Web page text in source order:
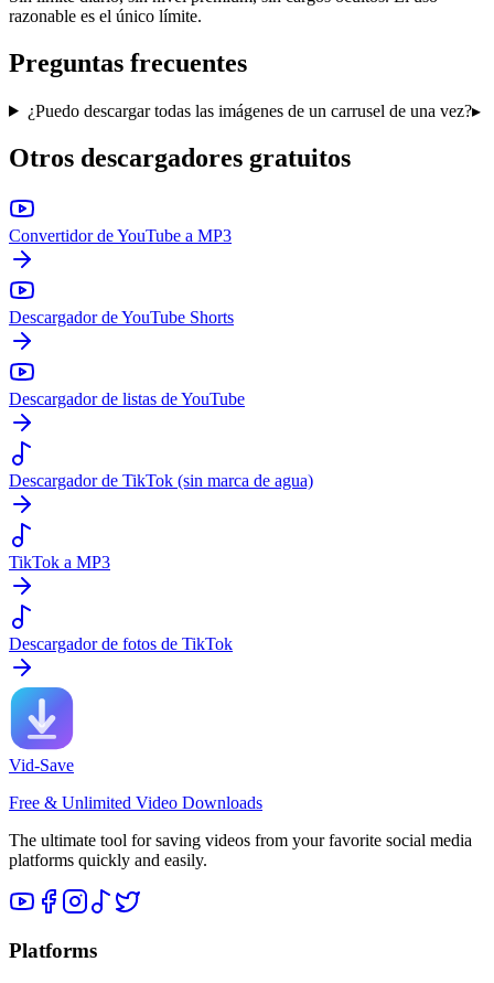
razonable es el único límite.
Preguntas frecuentes
¿Puedo descargar todas las imágenes de un carrusel de una vez?▸
Otros descargadores gratuitos
Convertidor de YouTube a MP3
Descargador de YouTube Shorts
Descargador de listas de YouTube
Descargador de TikTok (sin marca de agua)
TikTok a MP3
Descargador de fotos de TikTok
Vid-Save
Free & Unlimited Video Downloads
The ultimate tool for saving videos from your favorite social media
platforms quickly and easily.
Platforms